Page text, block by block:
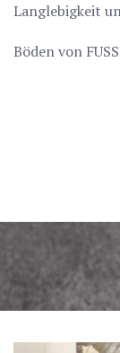
Langlebigkeit
Böden von